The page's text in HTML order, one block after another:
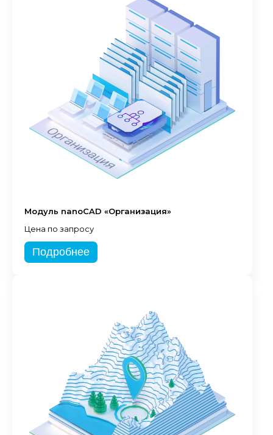
Модуль nanoCAD «Организация»
Цена по запросу
Подробнее